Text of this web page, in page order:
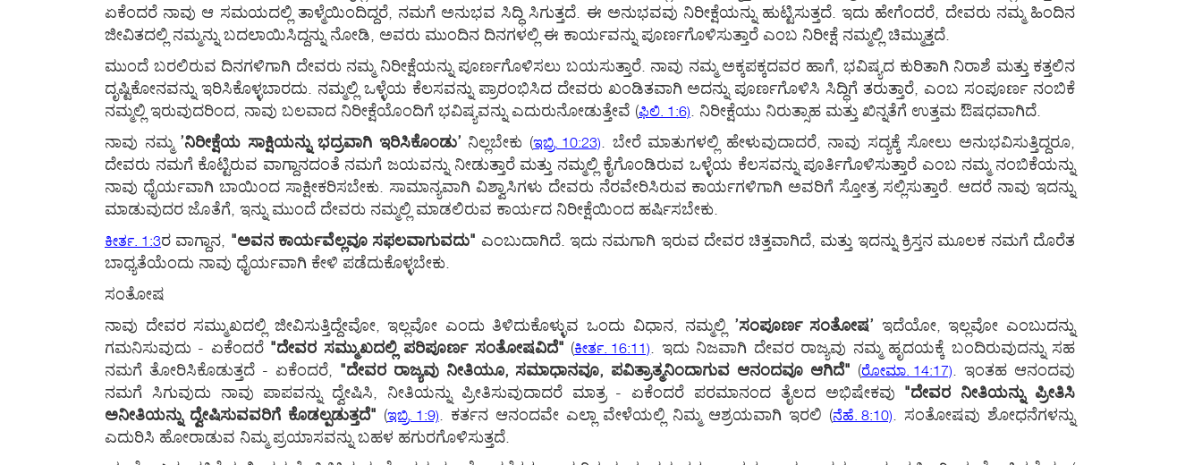
ಏಕೆಂದರೆ ನಾವು ಆ ಸಮಯದಲ್ಲಿ ತಾಳ್ಮೆಯಿಂದಿದ್ದರೆ, ನಮಗೆ ಅನುಭವ ಸಿದ್ಧಿ ಸಿಗುತ್ತದೆ. ಈ ಅನುಭವವು ನಿರೀಕ್ಷೆಯನ್ನು ಹುಟ್ಟಿಸುತ್ತದೆ. ಇದು ಹೇಗೆಂದರೆ, ದೇವರು ನಮ್ಮ ಹಿಂದಿನ
ಜೀವಿತದಲ್ಲಿ ನಮ್ಮನ್ನು ಬದಲಾಯಿಸಿದ್ದನ್ನು ನೋಡಿ, ಅವರು ಮುಂದಿನ ದಿನಗಳಲ್ಲಿ ಈ ಕಾರ್ಯವನ್ನು ಪೂರ್ಣಗೊಳಿಸುತ್ತಾರೆ ಎಂಬ ನಿರೀಕ್ಷೆ ನಮ್ಮಲ್ಲಿ ಚಿಮ್ಮುತ್ತದೆ.
ಮುಂದೆ ಬರಲಿರುವ ದಿನಗಳಿಗಾಗಿ ದೇವರು ನಮ್ಮ ನಿರೀಕ್ಷೆಯನ್ನು ಪೂರ್ಣಗೊಳಿಸಲು ಬಯಸುತ್ತಾರೆ. ನಾವು ನಮ್ಮ ಅಕ್ಕಪಕ್ಕದವರ ಹಾಗೆ, ಭವಿಷ್ಯದ ಕುರಿತಾಗಿ ನಿರಾಶೆ ಮತ್ತು ಕತ್ತಲಿನ
ದೃಷ್ಟಿಕೋನವನ್ನು ಇರಿಸಿಕೊಳ್ಳಬಾರದು. ನಮ್ಮಲ್ಲಿ ಒಳ್ಳೆಯ ಕೆಲಸವನ್ನು ಪ್ರಾರಂಭಿಸಿದ ದೇವರು ಖಂಡಿತವಾಗಿ ಅದನ್ನು ಪೂರ್ಣಗೊಳಿಸಿ ಸಿದ್ಧಿಗೆ ತರುತ್ತಾರೆ, ಎಂಬ ಸಂಪೂರ್ಣ ನಂಬಿಕೆ
ನಮ್ಮಲ್ಲಿ ಇರುವುದರಿಂದ, ನಾವು ಬಲವಾದ ನಿರೀಕ್ಷೆಯೊಂದಿಗೆ ಭವಿಷ್ಯವನ್ನು ಎದುರುನೋಡುತ್ತೇವೆ (ಫಿಲಿ. 1:6) . ನಿರೀಕ್ಷೆಯು ನಿರುತ್ಸಾಹ ಮತ್ತು ಖಿನ್ನತೆಗೆ ಉತ್ತಮ ಔಷಧವಾಗಿದೆ.
ನಾವು ನಮ್ಮ ’ನಿರೀಕ್ಷೆಯ ಸಾಕ್ಷಿಯನ್ನು ಭದ್ರವಾಗಿ ಇರಿಸಿಕೊಂಡು’ ನಿಲ್ಲಬೇಕು (ಇಬ್ರಿ. 10:23) . ಬೇರೆ ಮಾತುಗಳಲ್ಲಿ ಹೇಳುವುದಾದರೆ, ನಾವು ಸದ್ಯಕ್ಕೆ ಸೋಲು ಅನುಭವಿಸುತ್ತಿದ್ದರೂ,
ದೇವರು ನಮಗೆ ಕೊಟ್ಟಿರುವ ವಾಗ್ದಾನದಂತೆ ನಮಗೆ ಜಯವನ್ನು ನೀಡುತ್ತಾರೆ ಮತ್ತು ನಮ್ಮಲ್ಲಿ ಕೈಗೊಂಡಿರುವ ಒಳ್ಳೆಯ ಕೆಲಸವನ್ನು ಪೂರ್ತಿಗೊಳಿಸುತ್ತಾರೆ ಎಂಬ ನಮ್ಮ ನಂಬಿಕೆಯನ್ನು
ನಾವು ಧೈರ್ಯವಾಗಿ ಬಾಯಿಂದ ಸಾಕ್ಷೀಕರಿಸಬೇಕು. ಸಾಮಾನ್ಯವಾಗಿ ವಿಶ್ವಾಸಿಗಳು ದೇವರು ನೆರವೇರಿಸಿರುವ ಕಾರ್ಯಗಳಿಗಾಗಿ ಅವರಿಗೆ ಸ್ತೋತ್ರ ಸಲ್ಲಿಸುತ್ತಾರೆ. ಆದರೆ ನಾವು ಇದನ್ನು
ಮಾಡುವುದರ ಜೊತೆಗೆ, ಇನ್ನು ಮುಂದೆ ದೇವರು ನಮ್ಮಲ್ಲಿ ಮಾಡಲಿರುವ ಕಾರ್ಯದ ನಿರೀಕ್ಷೆಯಿಂದ ಹರ್ಷಿಸಬೇಕು.
ಕೀರ್ತ. 1:3ರ ವಾಗ್ದಾನ, "ಅವನ ಕಾರ್ಯವೆಲ್ಲವೂ ಸಫಲವಾಗುವದು" ಎಂಬುದಾಗಿದೆ. ಇದು ನಮಗಾಗಿ ಇರುವ ದೇವರ ಚಿತ್ತವಾಗಿದೆ, ಮತ್ತು ಇದನ್ನು ಕ್ರಿಸ್ತನ ಮೂಲಕ ನಮಗೆ ದೊರೆತ
ಬಾಧ್ಯತೆಯೆಂದು ನಾವು ಧೈರ್ಯವಾಗಿ ಕೇಳಿ ಪಡೆದುಕೊಳ್ಳಬೇಕು.
ಸಂತೋಷ
ನಾವು ದೇವರ ಸಮ್ಮುಖದಲ್ಲಿ ಜೀವಿಸುತ್ತಿದ್ದೇವೋ, ಇಲ್ಲವೋ ಎಂದು ತಿಳಿದುಕೊಳ್ಳುವ ಒಂದು ವಿಧಾನ, ನಮ್ಮಲ್ಲಿ ’ಸಂಪೂರ್ಣ ಸಂತೋಷ’ ಇದೆಯೋ, ಇಲ್ಲವೋ ಎಂಬುದನ್ನು
ಗಮನಿಸುವುದು - ಏಕೆಂದರೆ "ದೇವರ ಸಮ್ಮುಖದಲ್ಲಿ ಪರಿಪೂರ್ಣ ಸಂತೋಷವಿದೆ" (ಕೀರ್ತ. 16:11) . ಇದು ನಿಜವಾಗಿ ದೇವರ ರಾಜ್ಯವು ನಮ್ಮ ಹೃದಯಕ್ಕೆ ಬಂದಿರುವುದನ್ನು ಸಹ
ನಮಗೆ ತೋರಿಸಿಕೊಡುತ್ತದೆ - ಏಕೆಂದರೆ, "ದೇವರ ರಾಜ್ಯವು ನೀತಿಯೂ, ಸಮಾಧಾನವೂ, ಪವಿತ್ರಾತ್ಮನಿಂದಾಗುವ ಆನಂದವೂ ಆಗಿದೆ" (ರೋಮಾ. 14:17) . ಇಂತಹ ಆನಂದವು
ನಮಗೆ ಸಿಗುವುದು ನಾವು ಪಾಪವನ್ನು ದ್ವೇಷಿಸಿ, ನೀತಿಯನ್ನು ಪ್ರೀತಿಸುವುದಾದರೆ ಮಾತ್ರ - ಏಕೆಂದರೆ ಪರಮಾನಂದ ತೈಲದ ಅಭಿಷೇಕವು "ದೇವರ ನೀತಿಯನ್ನು ಪ್ರೀತಿಸಿ
ಅನೀತಿಯನ್ನು ದ್ವೇಷಿಸುವವರಿಗೆ ಕೊಡಲ್ಪಡುತ್ತದೆ" (ಇಬ್ರಿ. 1:9) . ಕರ್ತನ ಆನಂದವೇ ಎಲ್ಲಾ ವೇಳೆಯಲ್ಲಿ ನಿಮ್ಮ ಆಶ್ರಯವಾಗಿ ಇರಲಿ (ನೆಹೆ. 8:10) . ಸಂತೋಷವು ಶೋಧನೆಗಳನ್ನು
ಎದುರಿಸಿ ಹೋರಾಡುವ ನಿಮ್ಮ ಪ್ರಯಾಸವನ್ನು ಬಹಳ ಹಗುರಗೊಳಿಸುತ್ತದೆ.